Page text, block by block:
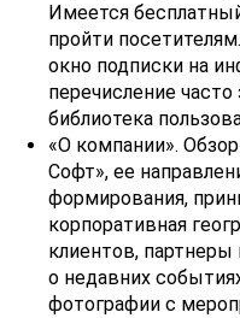
Имеется
пройти
окно подписки на
перечисление
библиотека
«О компании».
Софт», ее
формирования,
корпоративная
клиентов,
о недавних
фотографии с